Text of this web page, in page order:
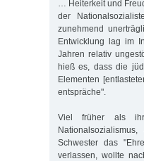
… Heiterkeit und
der
zunehmend
Entwicklung lag im
Jahren relativ
hieß es, dass die
Elementen
entspräche".
Viel früher als
Schwester das
verlassen, wollte